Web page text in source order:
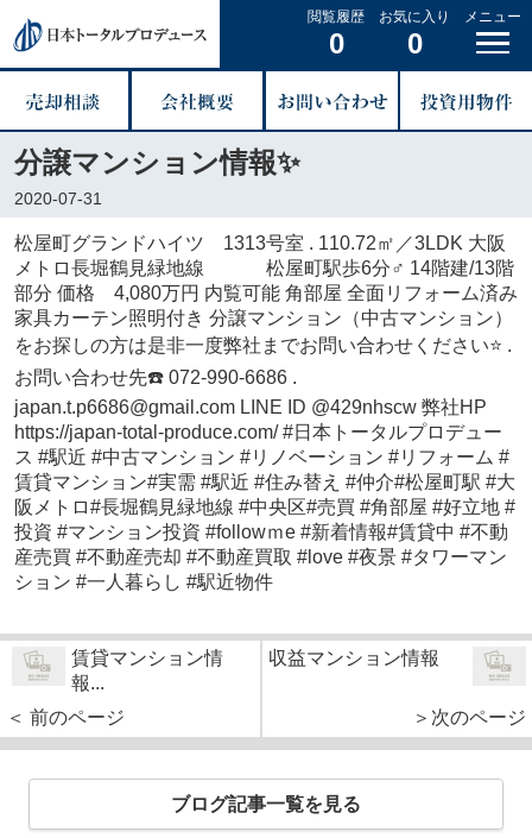
閲覧履歴
0
お気に入り
0
メニュー
分譲マンション情報✨
2020-07-31
松屋町グランドハイツ 1313号室 . 110.72㎡／3LDK 大阪
メトロ長堀鶴見緑地線 松屋町駅歩6分‍♂️ 14階建/13階
部分 価格 4,080万円 内覧可能 角部屋 全面リフォーム済み
家具カーテン照明付き 分譲マンション（中古マンション）
をお探しの方は是非一度弊社までお問い合わせください⭐️ .
お問い合わせ先☎️ 072-990-6686 .
japan.t.p6686@gmail.com LINE ID @429nhscw 弊社HP
https://japan-total-produce.com/ #日本トータルプロデュー
ス #駅近 #中古マンション #リノベーション #リフォーム #
賃貸マンション#実需 #駅近 #住み替え #仲介#松屋町駅 #大
阪メトロ#長堀鶴見緑地線 #中央区#売買 #角部屋 #好立地 #
投資 #マンション投資 #followｍe #新着情報#賃貸中 #不動
産売買 #不動産売却 #不動産買取 #love #夜景 #タワーマン
ション #一人暮らし #駅近物件
賃貸マンション情
報...
＜ 前のページ
収益マンション情報
＞次のページ
ブログ記事一覧を見る